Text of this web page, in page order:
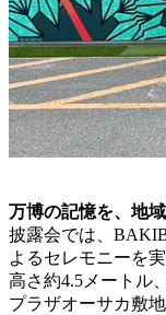
万博の記憶を、地
披露会では、
よるセレモニーを実
高さ約4.5メートル
プラザオーサカ敷